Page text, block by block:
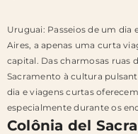
Uruguai: Passeios de um dia
Aires, a apenas uma curta
capital. Das charmosas ruas
Sacramento à cultura
dia e viagens curtas
especialmente durante os
Colônia del